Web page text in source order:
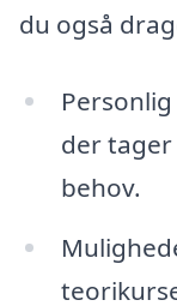
du også
der
behov.